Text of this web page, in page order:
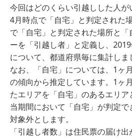
今回はどのくらい引越しした人が
4月時点で「自宅」と判定された
で「自宅」と判定された場所と
ーを「引越し者」と定義し、
について、都道府県毎に集計しま
なお、「自宅」については、1ヶ
の傾向から推定しています。1ヶ
たエリアを「自宅」のあるエリ
当期間において「自宅」が判定
対象外とします。
「引越し者数」は住民票の届け